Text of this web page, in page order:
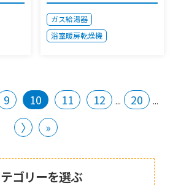
ガス給湯器
浴室暖房乾燥機
9 10 11 12 ... 20 ...
〉 »
ゴリーを選ぶ